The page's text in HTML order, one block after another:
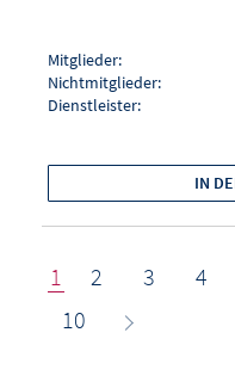
Mitglieder:
Nichtmitglieder:
Dienstleister:
IN
1 2 3 4
10